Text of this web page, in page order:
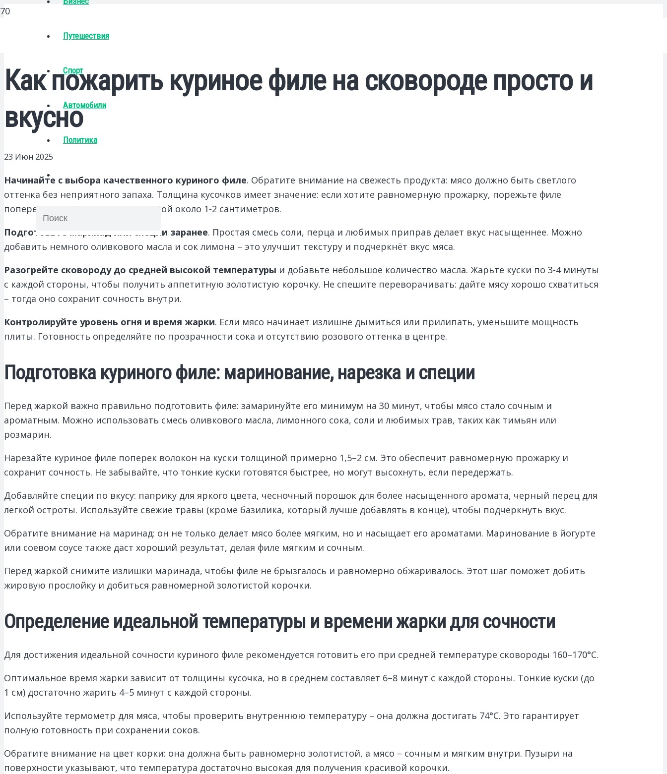
Путешествия
Спорт
Автомобили
Политика
Как пожарить куриное филе на сковороде просто и
вкусно
23 Июн 2025
Начинайте с выбора качественного куриного филе. Обратите внимание на свежесть продукта: мясо должно быть светлого
оттенка без неприятного запаха. Толщина кусочков имеет значение: если хотите равномерную прожарку, порежьте филе
поперек волокон на куски толщиной около 1-2 сантиметров.
Подготовьте маринад или специи заранее. Простая смесь соли, перца и любимых приправ делает вкус насыщеннее. Можно
добавить немного оливкового масла и сок лимона – это улучшит текстуру и подчеркнёт вкус мяса.
Разогрейте сковороду до средней высокой температуры и добавьте небольшое количество масла. Жарьте куски по 3-4 минуты
с каждой стороны, чтобы получить аппетитную золотистую корочку. Не спешите переворачивать: дайте мясу хорошо схватиться
– тогда оно сохранит сочность внутри.
Контролируйте уровень огня и время жарки. Если мясо начинает излишне дымиться или прилипать, уменьшите мощность
плиты. Готовность определяйте по прозрачности сока и отсутствию розового оттенка в центре.
Подготовка куриного филе: маринование, нарезка и специи
Перед жаркой важно правильно подготовить филе: замаринуйте его минимум на 30 минут, чтобы мясо стало сочным и
ароматным. Можно использовать смесь оливкового масла, лимонного сока, соли и любимых трав, таких как тимьян или
розмарин.
Нарезайте куриное филе поперек волокон на куски толщиной примерно 1,5–2 см. Это обеспечит равномерную прожарку и
сохранит сочность. Не забывайте, что тонкие куски готовятся быстрее, но могут высохнуть, если передержать.
Добавляйте специи по вкусу: паприку для яркого цвета, чесночный порошок для более насыщенного аромата, черный перец для
легкой остроты. Используйте свежие травы (кроме базилика, который лучше добавлять в конце), чтобы подчеркнуть вкус.
Обратите внимание на маринад: он не только делает мясо более мягким, но и насыщает его ароматами. Маринование в йогурте
или соевом соусе также даст хороший результат, делая филе мягким и сочным.
Перед жаркой снимите излишки маринада, чтобы филе не брызгалось и равномерно обжаривалось. Этот шаг поможет добить
жировую прослойку и добиться равномерной золотистой корочки.
Определение идеальной температуры и времени жарки для сочности
Для достижения идеальной сочности куриного филе рекомендуется готовить его при средней температуре сковороды 160–170°C.
Оптимальное время жарки зависит от толщины кусочка, но в среднем составляет 6–8 минут с каждой стороны. Тонкие куски (до
1 см) достаточно жарить 4–5 минут с каждой стороны.
Используйте термометр для мяса, чтобы проверить внутреннюю температуру – она должна достигать 74°C. Это гарантирует
полную готовность при сохранении соков.
Обратите внимание на цвет корки: она должна быть равномерно золотистой, а мясо – сочным и мягким внутри. Пузыри на
поверхности указывают, что температура достаточно высокая для получения красивой корочки.